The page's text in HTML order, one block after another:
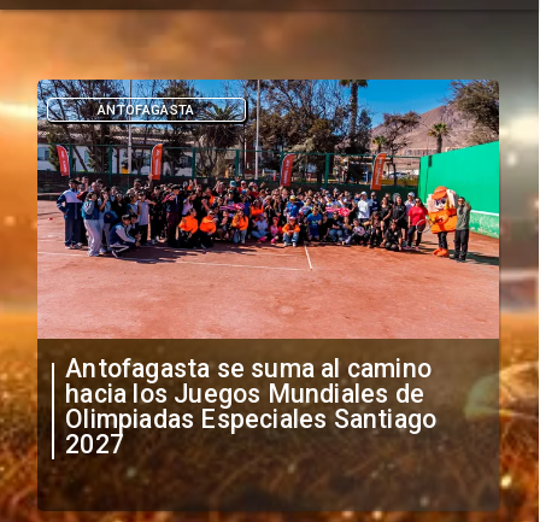
"Falta de profesionalismo": Sifup
anuncia medidas por situación
irregular de futbolistas
extranjeros
DEPORTES